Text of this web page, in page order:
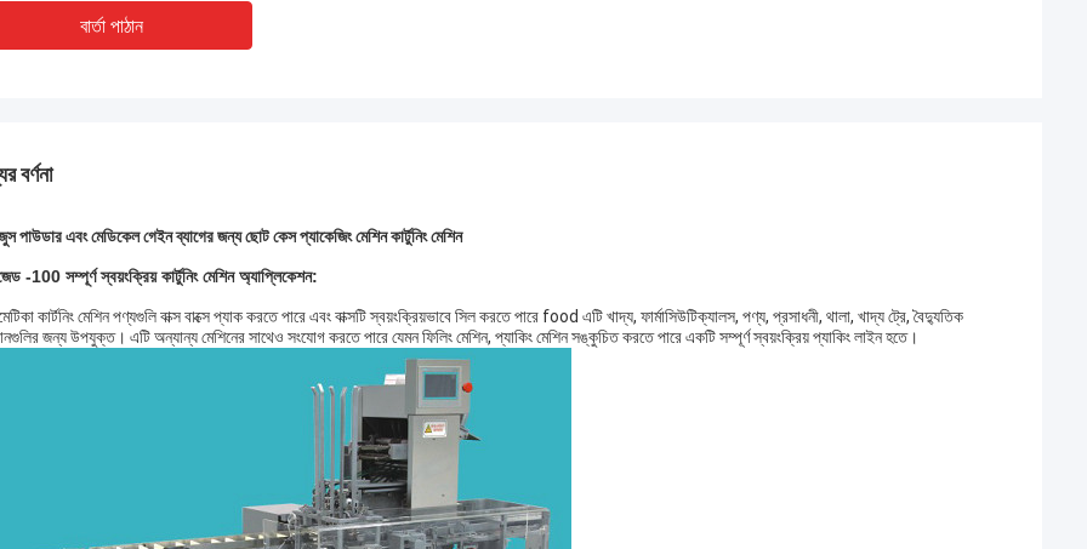
বার্তা পাঠান
বর্ণনা
পাউডার এবং মেডিকেল গেইন ব্যাগের জন্য ছোট কেস প্যাকেজিং মেশিন কার্টুনিং মেশিন
-100 সম্পূর্ণ স্বয়ংক্রিয় কার্টুনিং মেশিন অ্যাপ্লিকেশন:
​​কার্টনিং মেশিন পণ্যগুলি বাক্স বাক্সে প্যাক করতে পারে এবং বাক্সটি স্বয়ংক্রিয়ভাবে সিল করতে পারে food এটি খাদ্য, ফার্মাসিউটিক্যালস, পণ্য, প্রসাধনী, থালা, খাদ্য ট্রে, বৈদ্যুতিক
জন্য উপযুক্ত। এটি অন্যান্য মেশিনের সাথেও সংযোগ করতে পারে যেমন ফিলিং মেশিন, প্যাকিং মেশিন সঙ্কুচিত করতে পারে একটি সম্পূর্ণ স্বয়ংক্রিয় প্যাকিং লাইন হতে।